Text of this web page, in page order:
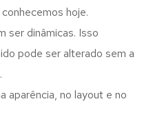
hoje.
ser dinâmicas. Isso
pode ser alterado sem a
aparência, no layout e no